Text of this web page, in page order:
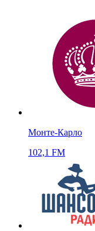
Монте-Карло
102,1 FM